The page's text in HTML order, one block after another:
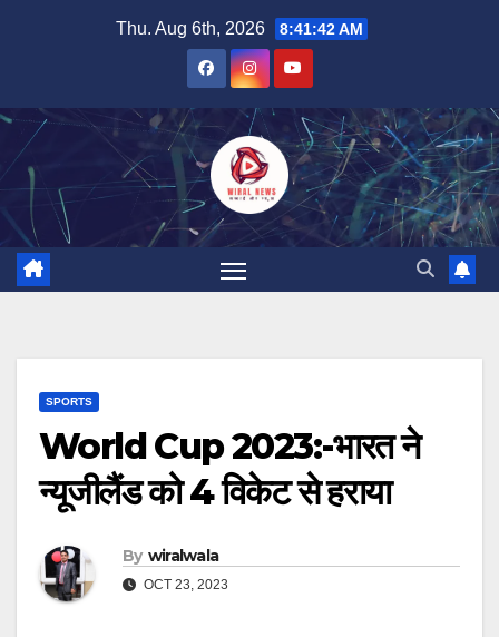
Thu. Aug 6th, 2026 8:41:42 AM
SPORTS
World Cup 2023:-भारत ने
न्यूजीलैंड को 4 विकेट से हराया
By wiralwala
OCT 23, 2023